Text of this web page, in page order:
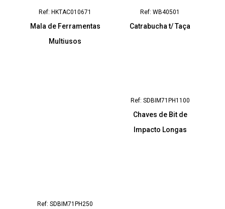
Ref: HKTAC010671
Mala de Ferramentas
Multiusos
Ref: WB40501
Catrabucha t/ Taça
Ref: SDBIM71PH1100
Chaves de Bit de
Impacto Longas
Ref: SDBIM71PH250